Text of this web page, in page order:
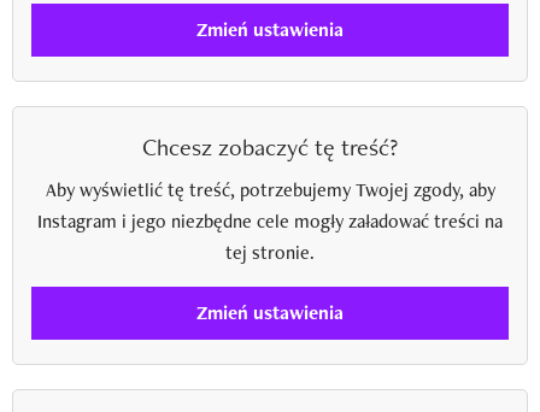
Zmień ustawienia
Chcesz zobaczyć tę treść?
Aby wyświetlić tę treść, potrzebujemy Twojej zgody, aby
Instagram i jego niezbędne cele mogły załadować treści na
tej stronie.
Zmień ustawienia